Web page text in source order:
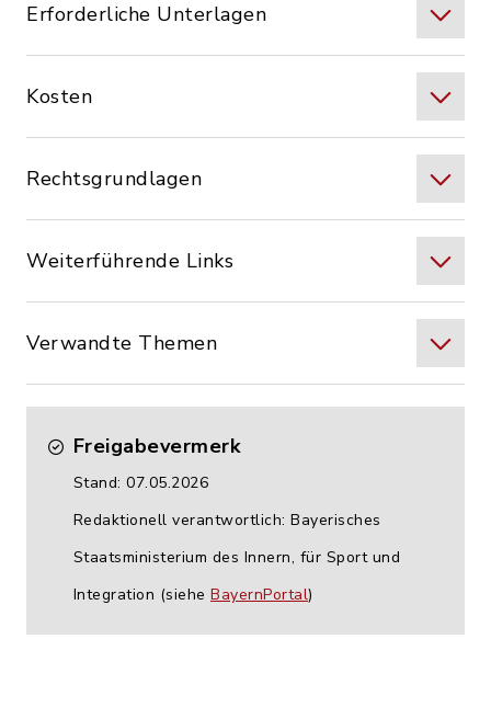
Erforderliche Unterlagen
Kosten
Rechtsgrundlagen
Weiterführende Links
Verwandte Themen
Freigabevermerk
Stand: 07.05.2026
Redaktionell verantwortlich: Bayerisches
Staatsministerium des Innern, für Sport und
Integration (siehe BayernPortal)